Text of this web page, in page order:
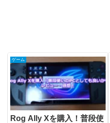
ゲーム
Rog Ally Xを購入！普段使